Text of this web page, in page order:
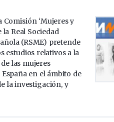
Comisión ‘Mujeres y
la Real Sociedad
(RSME) pretende
estudios relativos a la
las mujeres
en el ámbito de
la investigación, y